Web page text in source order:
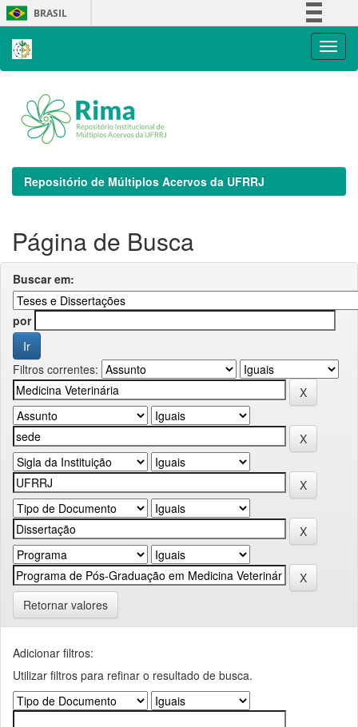
Skip
navigation
BRASIL
Repositório de Múltiplos Acervos da UFRRJ
Página de Busca
Buscar em:
por
Filtros correntes:
Retornar valores
Adicionar filtros:
Utilizar filtros para refinar o resultado de busca.